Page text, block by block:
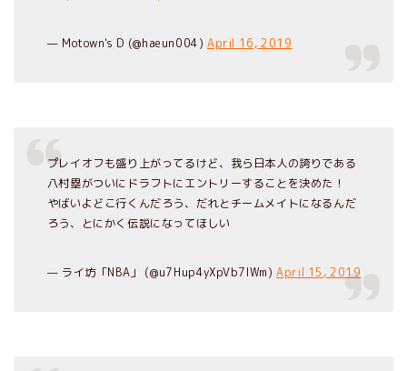
— Motown's D (@haeun004)April 16, 2019
プレイオフも盛り上がってるけど、我ら日本人の誇りである
八村塁がついにドラフトにエントリーすることを決めた！
やばいよどこ行くんだろう、だれとチームメイトになるんだ
ろう、とにかく伝説になってほしい
— ライ坊「NBA」 (@u7Hup4yXpVb7lWm)April 15, 2019